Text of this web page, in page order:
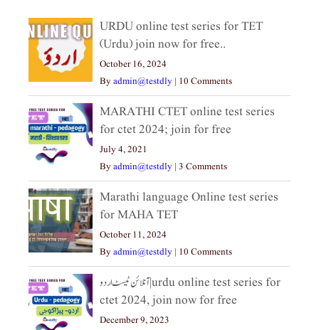
URDU online test series for TET
(Urdu) join now for free..
October 16, 2024
Byadmin@testdly | 10 Comments
MARATHI CTET online test series
for ctet 2024; join for free
July 4, 2021
Byadmin@testdly | 3 Comments
Marathi language Online test series
for MAHA TET
October 11, 2024
Byadmin@testdly | 10 Comments
آنلائن ٹیسٹ اردو|urdu online test series for
ctet 2024, join now for free
December 9, 2023